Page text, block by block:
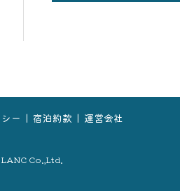
ー 宿泊約款 運営会社
Co.,Ltd.